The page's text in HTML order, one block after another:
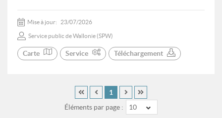
Mise à jour: 23/07/2026
Service public de Wallonie (SPW)
Carte Service Téléchargement
Éléments par page : 10
1